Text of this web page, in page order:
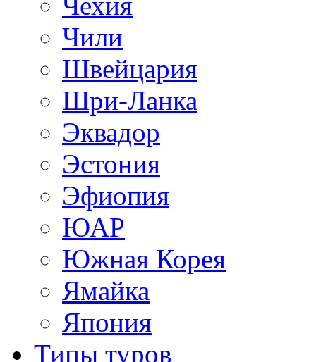
Чили
Швейцария
Шри-Ланка
Эквадор
Эстония
Эфиопия
ЮАР
Южная Корея
Ямайка
Япония
Типы туров